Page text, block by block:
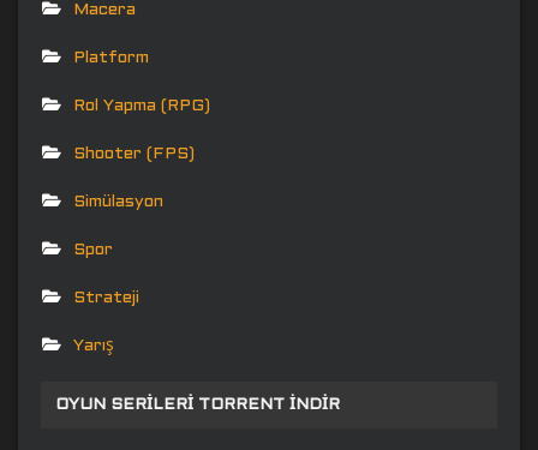
Macera
Platform
Rol Yapma (RPG)
Shooter (FPS)
Simülasyon
Spor
Strateji
Yarış
OYUN SERILERI TORRENT İNDIR